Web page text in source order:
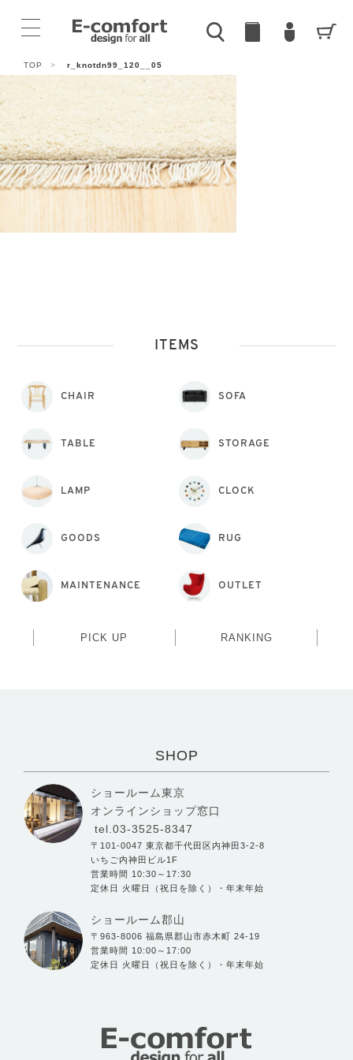
TOP > r_knotdn99_120__05
ITEMS
CHAIR SOFA
TABLE STORAGE
LAMP CLOCK
GOODS RUG
MAINTENANCE OUTLET
PICK UP RANKING
SHOP
ショールーム東京
オンラインショップ窓口
tel.03-3525-8347
〒101-0047 東京都千代田区内神田3-2-8
いちご内神田ビル1F
営業時間 10:30～17:30
定休日 火曜日（祝日を除く）・年末年始
ショールーム郡山
〒963-8006 福島県郡山市赤木町 24-19
営業時間 10:00～17:00
定休日 火曜日（祝日を除く）・年末年始